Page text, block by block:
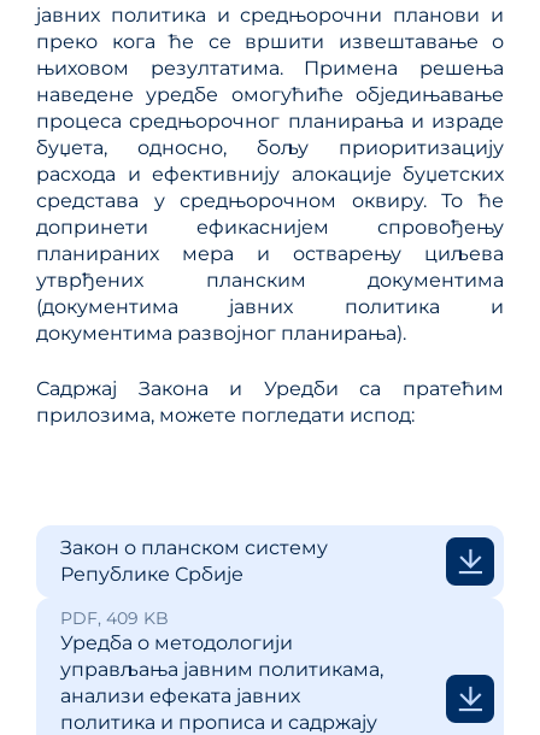
јавних политика и средњорочни планови и
преко кога ће се вршити извештавање о
њиховом резултатима. Примена решења
наведене уредбе омогућиће обједињавање
процеса средњорочног планирања и израде
буџета, односно, бољу приоритизацију
расхода и ефективнију алокације буџетских
средстава у средњорочном оквиру. То ће
допринети ефикаснијем спровођењу
планираних мера и остварењу циљева
утврђених планским документима
(документима јавних политика и
документима развојног планирања).
Садржај Закона и Уредби са пратећим
прилозима, можете погледати испод:
Закон о планском систему
Републике Србије
PDF, 409 KB
Уредба о методологији
управљања јавним политикама,
анализи ефеката јавних
политика и прописа и садржају